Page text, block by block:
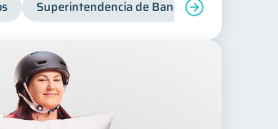
Superintendencia de Bancos